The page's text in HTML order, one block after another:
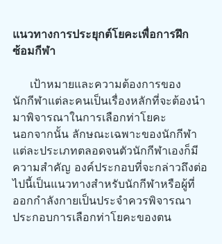
แนวทางการประยุกต์โยคะเพื่อการฝึก
ซ้อมกีฬา
นักกีฬาแต่ละคนเป็นเรื่องหลักที่จะต้องนำ
มาพิจารณาในการเลือกท่าโยคะ
นอกจากนั้น ลักษณะเฉพาะของนักกีฬา
แต่ละประเภทตลอดจนตัวนักกีฬาเองก็มี
ความสำคัญ องค์ประกอบที่จะกล่าวถึงต่อ
ไปนี้เป็นแนวทางสำหรับนักกีฬาหรือผู้ที่
ออกกำลังกายเป็นประจำควรพิจารณา
ประกอบการเลือกท่าโยคะของตน